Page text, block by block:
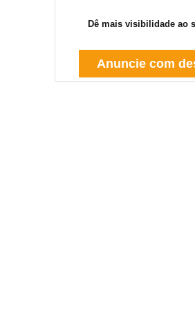
Dê mais visibilidade ao
Anuncie com